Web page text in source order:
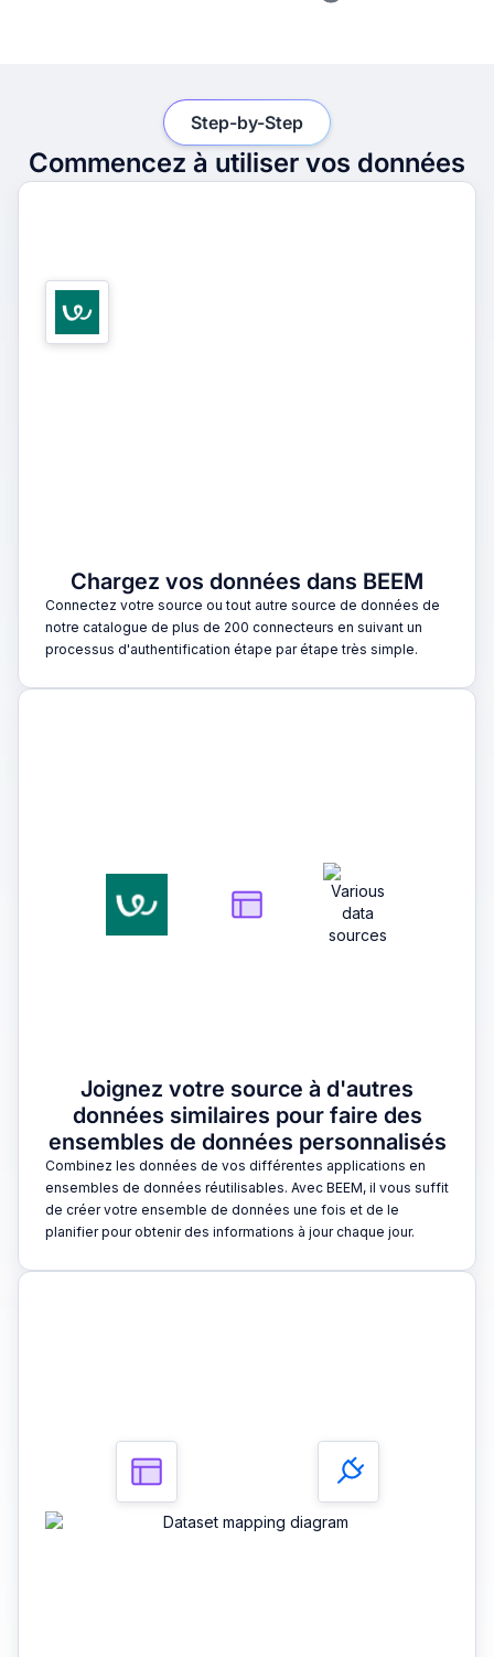
Commencez à utiliser vos données
Step-by-Step
Chargez vos données dans BEEM
Connectez votre source ou tout autre source de données de
notre catalogue de plus de 200 connecteurs en suivant un
processus d'authentification étape par étape très simple.
Joignez votre source à d'autres
données similaires pour faire des
ensembles de données personnalisés
Combinez les données de vos différentes applications en
ensembles de données réutilisables. Avec BEEM, il vous suffit
de créer votre ensemble de données une fois et de le
planifier pour obtenir des informations à jour chaque jour.